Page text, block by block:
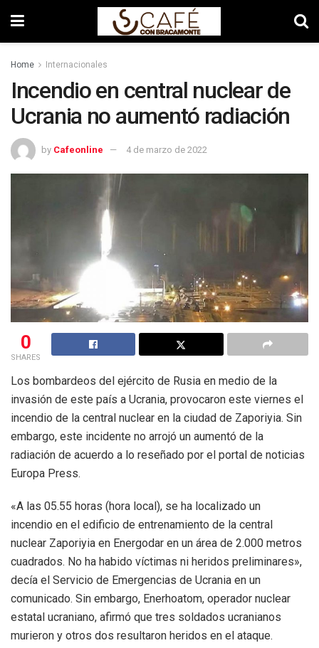
Home Internacionales
Incendio en central nuclear de
Ucrania no aumentó radiación
by Cafeonline 4 de marzo de 2022
0
SHARES
Los bombardeos del ejército de Rusia en medio de la
invasión de este país a Ucrania, provocaron este viernes el
incendio de la central nuclear en la ciudad de Zaporiyia. Sin
embargo, este incidente no arrojó un aumentó de la
radiación de acuerdo a lo reseñado por el portal de noticias
Europa Press.
«A las 05.55 horas (hora local), se ha localizado un
incendio en el edificio de entrenamiento de la central
nuclear Zaporiyia en Energodar en un área de 2.000 metros
cuadrados. No ha habido víctimas ni heridos preliminares»,
decía el Servicio de Emergencias de Ucrania en un
comunicado. Sin embargo, Enerhoatom, operador nuclear
estatal ucraniano, afirmó que tres soldados ucranianos
murieron y otros dos resultaron heridos en el ataque.